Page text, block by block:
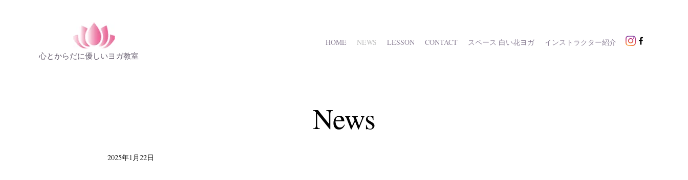
心とからだに優しいヨガ教室
HOME NEWS LESSON CONTACT スペース 白い花ヨガ インストラクター紹介
News
2025年1月22日